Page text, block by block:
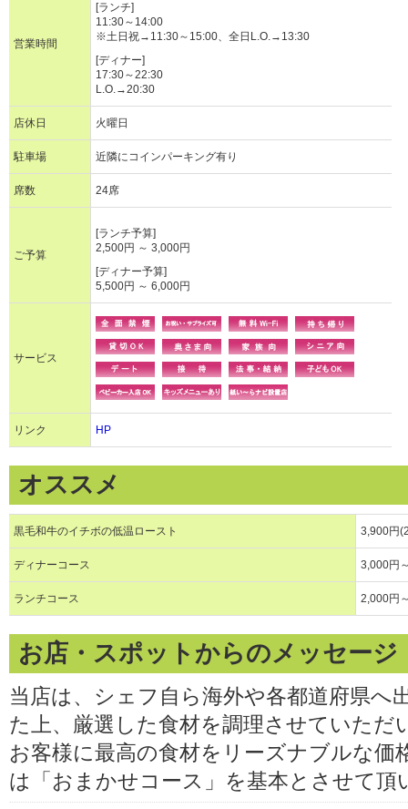
営業時間
[ランチ]
11:30～14:00
※土日祝→11:30～15:00、全日L.O.→13:30
[ディナー]
17:30～22:30
L.O.→20:30
店休日 火曜日
駐車場 近隣にコインパーキング有り
席数 24席
ご予算
[ランチ予算]
2,500円 ～ 3,000円
[ディナー予算]
5,500円 ～ 6,000円
サービス
リンク HP
オススメ
黒毛和牛のイチボの低温ロースト 3,900円
ディナーコース 3,000円
ランチコース 2,000円
お店・スポットからのメッセージ
当店は、シェフ自ら海外や各都道府県へ
た上、厳選した食材を調理させていただ
お客様に最高の食材をリーズナブルな価
は「おまかせコース」を基本とさせて頂